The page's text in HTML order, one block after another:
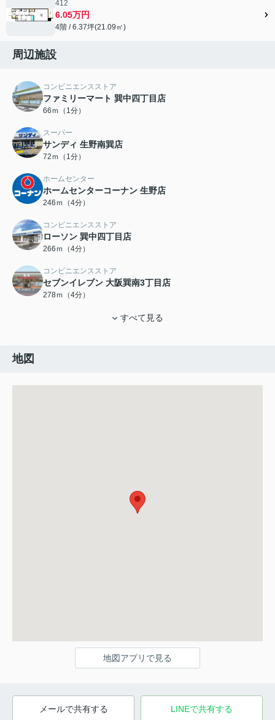
412
6.05万円
4階 / 6.37坪(21.09㎡)
周辺施設
コンビニエンスストア
ファミリーマート 巽中四丁目店
66ｍ（1分）
スーパー
サンディ 生野南巽店
72ｍ（1分）
ホームセンター
ホームセンターコーナン 生野店
246ｍ（4分）
コンビニエンスストア
ローソン 巽中四丁目店
266ｍ（4分）
コンビニエンスストア
セブンイレブン 大阪巽南3丁目店
278ｍ（4分）
すべて見る
地図
地図アプリで見る
メールで共有する LINEで共有する